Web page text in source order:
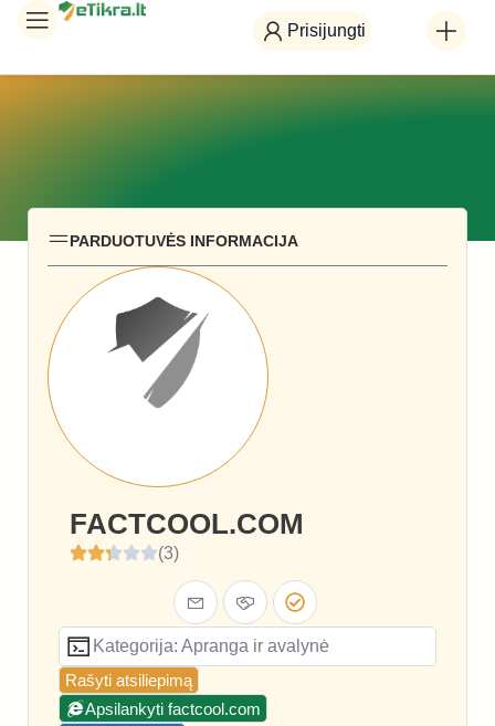
Prisijungti
PARDUOTUVĖS INFORMACIJA
FACTCOOL.COM
(3)
Kategorija: Apranga ir avalynė
Rašyti atsiliepimą
Apsilankyti factcool.com